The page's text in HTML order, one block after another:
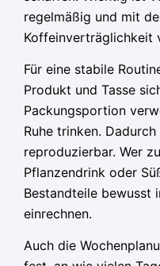
regelmäßig und mit
Koffeinverträglichkeit
Für eine stabile
Produkt und Tasse
Packungsportion
Ruhe trinken.
reproduzierbar. Wer
Pflanzendrink oder
Bestandteile bewusst
einrechnen.
Auch die